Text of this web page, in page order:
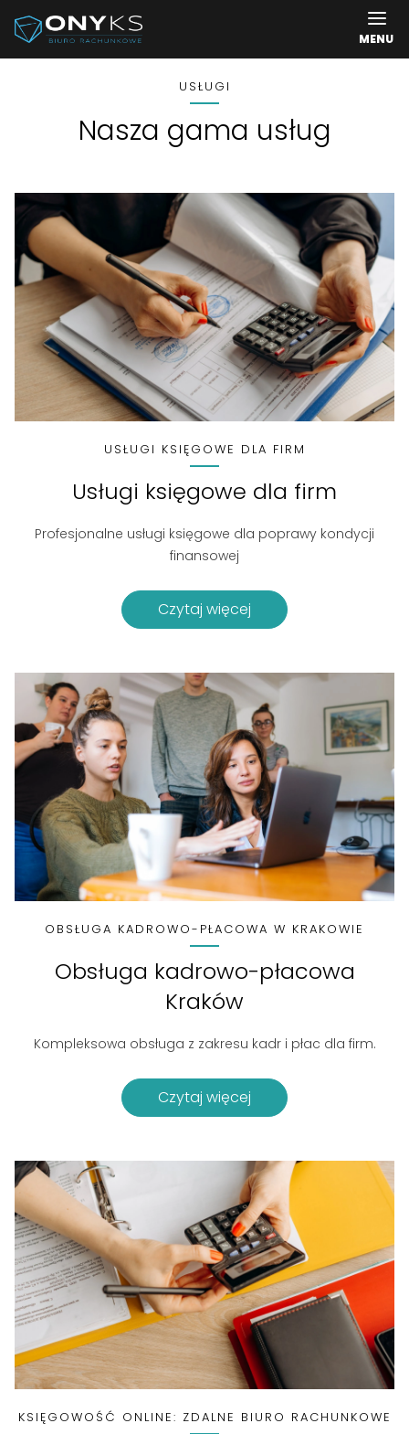
MENU
USŁUGI
nasza gama usług
USŁUGI KSIĘGOWE DLA FIRM
Usługi księgowe dla firm
Profesjonalne usługi księgowe dla poprawy kondycji
finansowej
Czytaj więcej
OBSŁUGA KADROWO-PŁACOWA W KRAKOWIE
Obsługa kadrowo-płacowa
Kraków
Kompleksowa obsługa z zakresu kadr i płac dla firm.
Czytaj więcej
KSIĘGOWOŚĆ ONLINE: ZDALNE BIURO RACHUNKOWE